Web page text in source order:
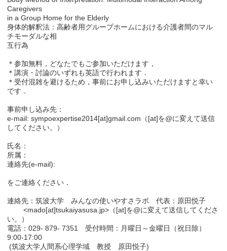
Caregivers
in a Group Home for the Elderly
身体的解釈法：高齢者用グループホームにおける介護者間のマル
チモーダルな相
互行為
＊参加無料，どなたでもご参加いただけます，
＊講演・討論のいずれも英語で行われます．
＊受付混雑を避けるため，事前にお申し込みいただけますと幸い
です．
事前申し込み先：
e-mail: sympoexpertise2014[at]gmail.com（[at]を@に変えて送信
してください。）
氏名：
所属：
連絡先(e-mail):
をご連絡ください．
連絡先：筑波大学 みんなの使いやすさラボ 代表：原田悦子
<mado[at]tsukaiyasusa.jp>（[at]を@に変えて送信してくださ
い。）
電話：029- 879- 7351 受付時間：月曜日～金曜日（祝日除）
9:00-17:00
(筑波大学人間系心理学域 教授 原田悦子)